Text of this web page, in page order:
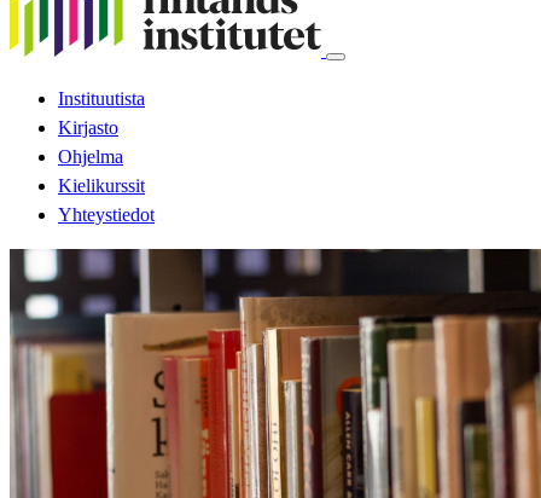
Instituutista
Kirjasto
Ohjelma
Kielikurssit
Yhteystiedot